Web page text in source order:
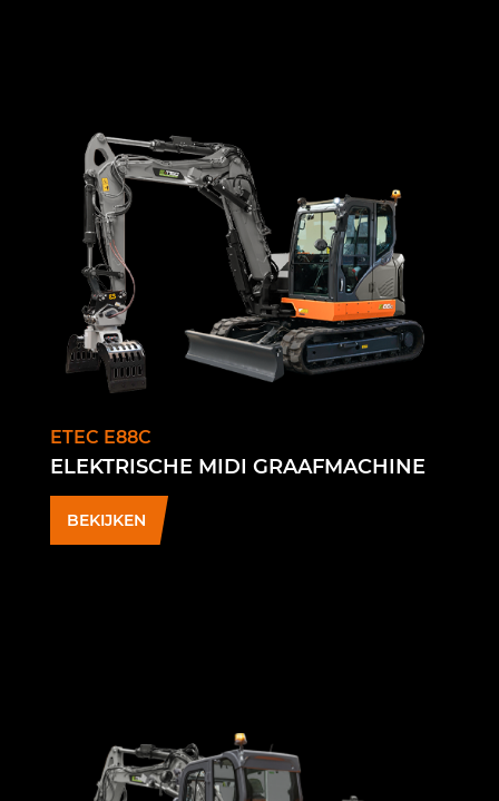
ETEC E88C
ELEKTRISCHE MIDI GRAAFMACHINE
BEKIJKEN